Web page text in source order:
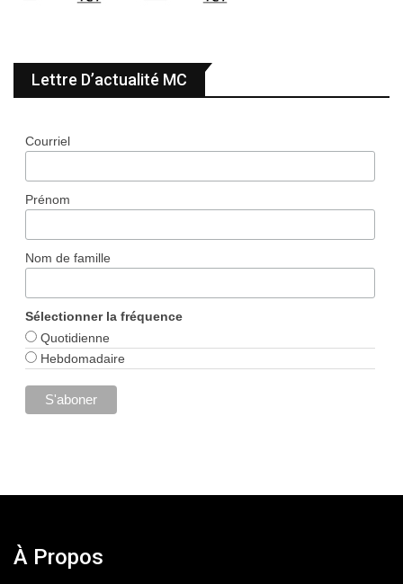
Lettre D’actualité MC
Courriel
Prénom
Nom de famille
Sélectionner la fréquence
Quotidienne
Hebdomadaire
À Propos